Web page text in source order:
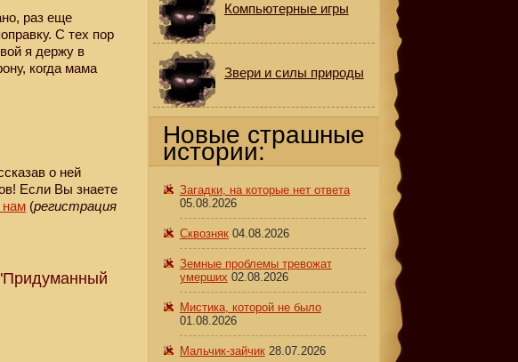
раз еще
С тех пор
я держу в
когда мама
о ней
Если Вы знаете
нам (регистрация
Компьютерные игры
Звери и силы природы
Новые страшные
истории:
Загадки, на которые нет ответа
05.08.2026
Сквозняк 04.08.2026
Земные проблемы тревожат
умерших 02.08.2026
Мистика, которой не было
01.08.2026
Мальчик-зайчик 28.07.2026